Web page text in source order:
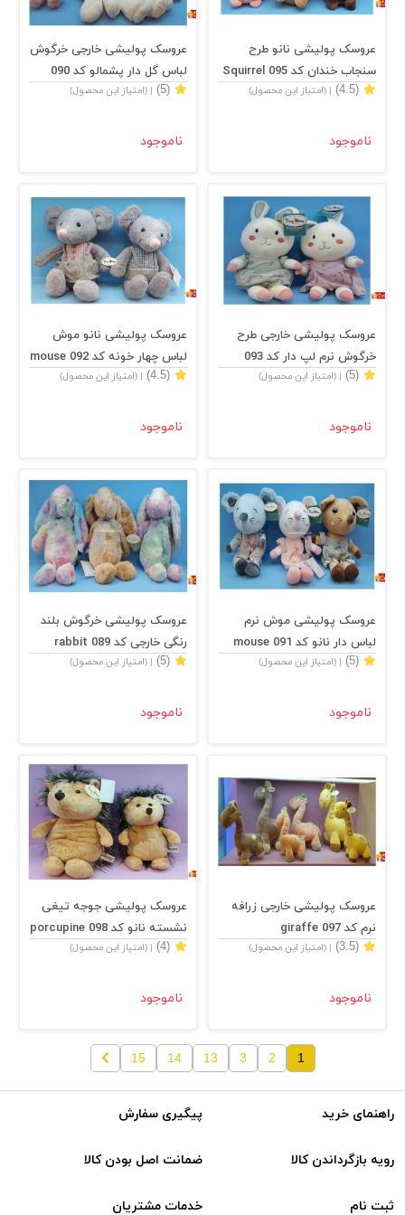
عروسک پولیشی نانو طرح
سنجاب خندان کد 095 Squirrel
(4.5)
| (امتیاز این محصول)
ناموجود
عروسک پولیشی خارجی خرگوش
لباس گل دار پشمالو کد 090
rabbit
(5) | (امتیاز این محصول)
ناموجود
عروسک پولیشی خارجی طرح
خرگوش نرم لپ دار کد 093
rabbit
(5) | (امتیاز این محصول)
ناموجود
عروسک پولیشی نانو موش
لباس چهار خونه کد 092 mouse
(4.5)
| (امتیاز این محصول)
ناموجود
عروسک پولیشی موش نرم
لباس دار نانو کد 091 mouse
(5)
| (امتیاز این محصول)
ناموجود
عروسک پولیشی خرگوش بلند
رنگی خارجی کد 089 rabbit
(5)
| (امتیاز این محصول)
ناموجود
عروسک پولیشی خارجی زرافه
نرم کد 097 giraffe
(3.5)
| (امتیاز این محصول)
ناموجود
عروسک پولیشی جوجه تیغی
نشسته نانو کد 098 porcupine
(4)
| (امتیاز این محصول)
ناموجود
1
2
3
13
14
15
راهنمای خرید پیگیری سفارش
رویه بازگرداندن کالا ضمانت اصل بودن کالا
ثبت نام خدمات مشتریان